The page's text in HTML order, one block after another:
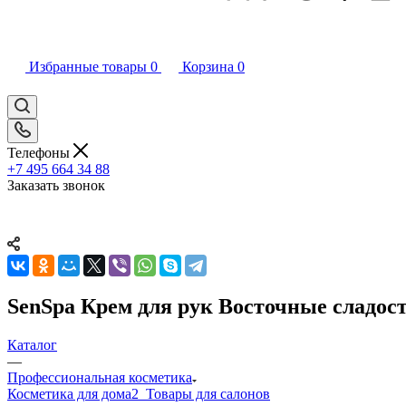
Избранные товары 0 Корзина 0
Телефоны
+7 495 664 34 88
Заказать звонок
SenSpa Крем для рук Восточные
Каталог
—
Профессиональная косметика
Косметика для дома2_Товары для салонов